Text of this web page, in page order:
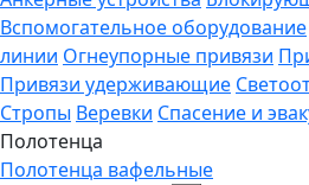
Вспомогательное оборудование
линии Огнеупорные привязи
Привязи удерживающие
Стропы Веревки Спасение и
Полотенца
Полотенца вафельные